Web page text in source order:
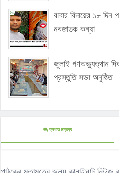
বাবার বিদায়ের ১৮
নবজাতক কন্যা
জুলাই গণঅভ্যুত্থান
প্রস্তুতি সভা অনুষ্ঠিত
ব্লগার মন্তব্য